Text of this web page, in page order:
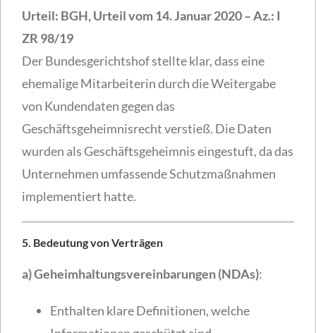
Urteil: BGH, Urteil vom 14. Januar 2020 – Az.: I
ZR 98/19
Der Bundesgerichtshof stellte klar, dass eine
ehemalige Mitarbeiterin durch die Weitergabe
von Kundendaten gegen das
Geschäftsgeheimnisrecht verstieß. Die Daten
wurden als Geschäftsgeheimnis eingestuft, da das
Unternehmen umfassende Schutzmaßnahmen
implementiert hatte.
5. Bedeutung von Verträgen
a) Geheimhaltungsvereinbarungen (NDAs):
Enthalten klare Definitionen, welche